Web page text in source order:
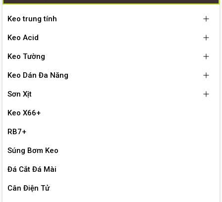
Keo trung tính
Keo Acid
Keo Tường
Keo Dán Đa Năng
Sơn Xịt
Keo X66+
RB7+
Súng Bơm Keo
Đá Cắt Đá Mài
Cân Điện Tử